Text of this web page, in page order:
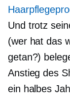
Und trotz
(wer hat das
getan?)
Anstieg des
ein halbes